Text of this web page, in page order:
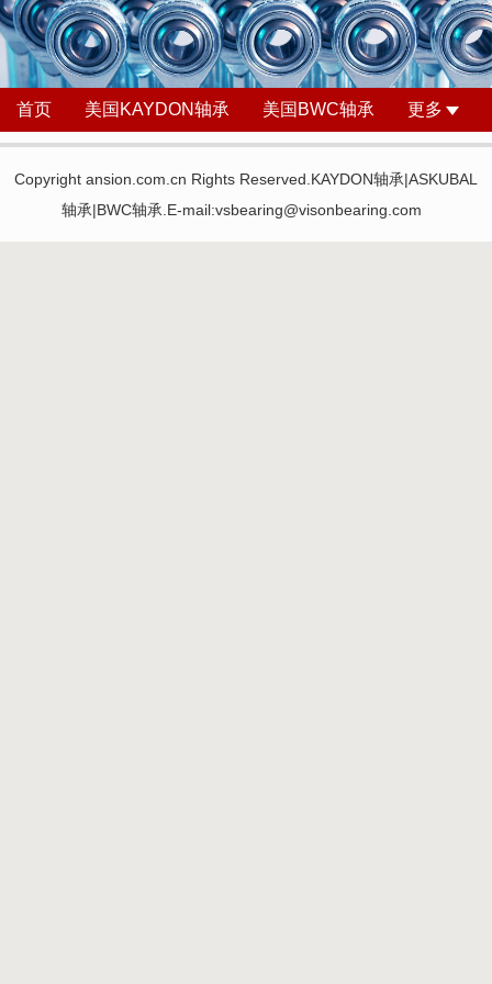
首页 美国KAYDON轴承 美国BWC轴承 更多
Copyright ansion.com.cn Rights Reserved.KAYDON轴承|ASKUBAL
轴承|BWC轴承.E-mail:vsbearing@visonbearing.com